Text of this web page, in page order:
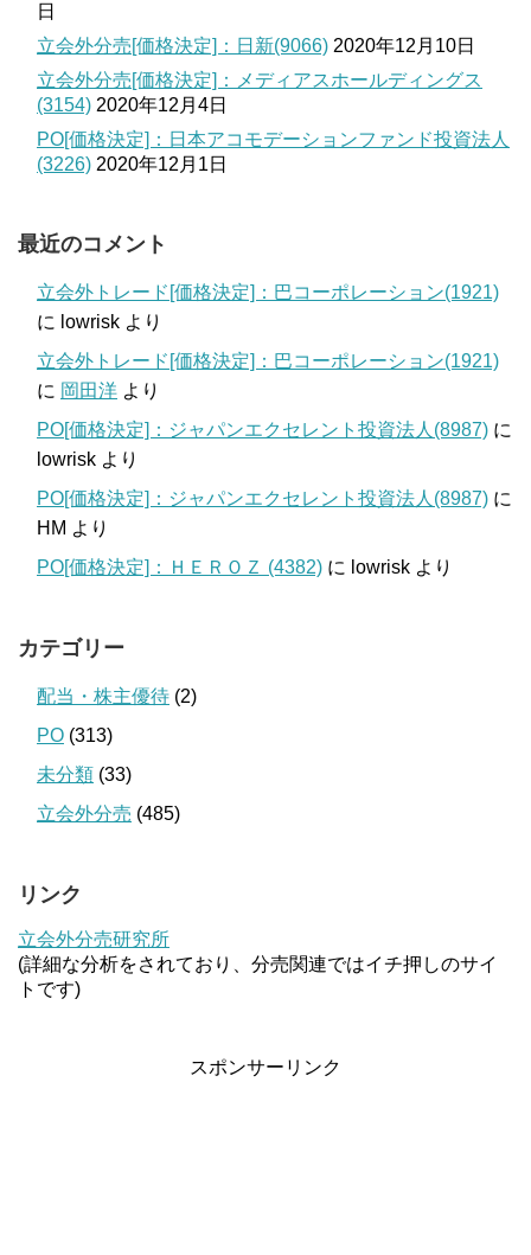
日
立会外分売[価格決定]：日新(9066) 2020年12月10日
立会外分売[価格決定]：メディアスホールディングス
(3154) 2020年12月4日
PO[価格決定]：日本アコモデーションファンド投資法人
(3226) 2020年12月1日
最近のコメント
立会外トレード[価格決定]：巴コーポレーション(1921)
に lowrisk より
立会外トレード[価格決定]：巴コーポレーション(1921)
に 岡田洋 より
PO[価格決定]：ジャパンエクセレント投資法人(8987) に
lowrisk より
PO[価格決定]：ジャパンエクセレント投資法人(8987) に
HM より
PO[価格決定]：ＨＥＲＯＺ (4382) に lowrisk より
カテゴリー
配当・株主優待 (2)
PO (313)
未分類 (33)
立会外分売 (485)
リンク
立会外分売研究所
(詳細な分析をされており、分売関連ではイチ押しのサイ
トです)
スポンサーリンク